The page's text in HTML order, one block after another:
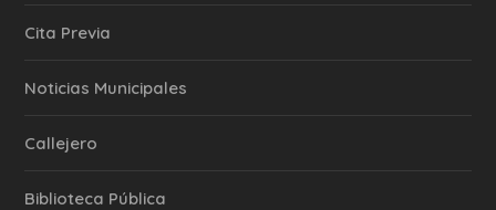
Cita Previa
‎Noticias Municipales
Callejero
Biblioteca Pública